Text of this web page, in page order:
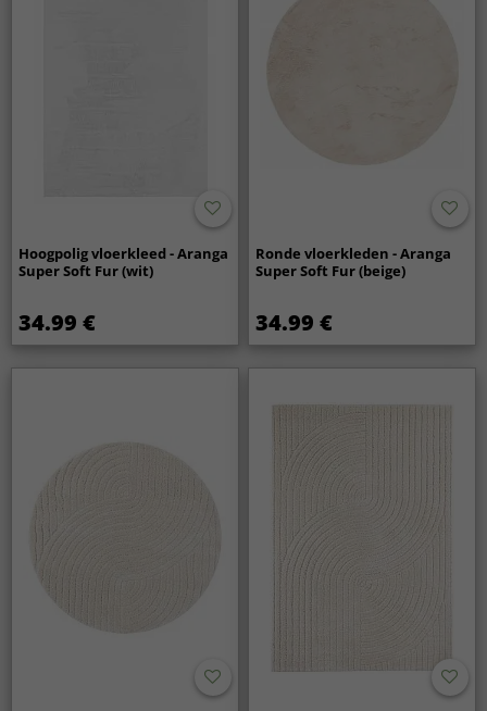
Hoogpolig vloerkleed - Aranga
Super Soft Fur (wit)
34.99 €
Ronde vloerkleden - Aranga
Super Soft Fur (beige)
34.99 €